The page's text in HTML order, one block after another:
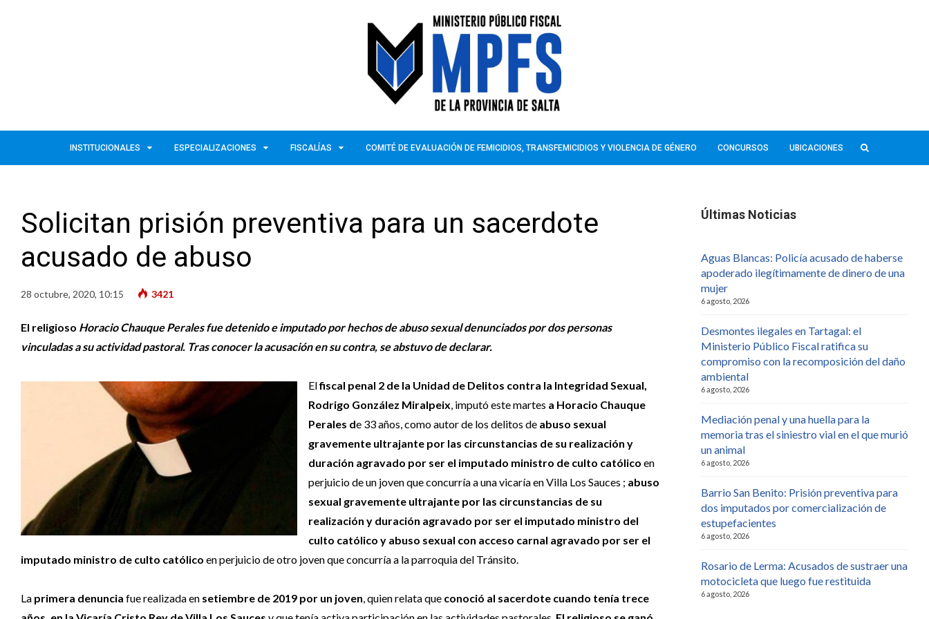
INSTITUCIONALES ESPECIALIZACIONES FISCALÍAS COMITÉ DE EVALUACIÓN DE FEMICIDIOS, TRANSFEMICIDIOS Y VIOLENCIA DE GÉNERO CONCURSOS UBICACIONES
Solicitan prisión preventiva para un sacerdote
acusado de abuso
28 octubre, 2020, 10:15 3421
El religioso Horacio Chauque Perales fue detenido e imputado por hechos de abuso sexual denunciados por dos personas
vinculadas a su actividad pastoral. Tras conocer la acusación en su contra, se abstuvo de declarar.
Elfiscal penal 2 de la Unidad de Delitos contra la Integridad Sexual,
Rodrigo González Miralpeix , imputó este martes a Horacio Chauque
Perales de 33 años, como autor de los delitos de abuso sexual
gravemente ultrajante por las circunstancias de su realización y
duración agravado por ser el imputado ministro de culto católico en
perjuicio de un joven que concurría a una vicaría en Villa Los Sauces ; abuso
sexual gravemente ultrajante por las circunstancias de su
realización y duración agravado por ser el imputado ministro del
culto católico y abuso sexual con acceso carnal agravado por ser el
imputado ministro de culto católico en perjuicio de otro joven que concurría a la parroquia del Tránsito.
La primera denuncia fue realizada en setiembre de 2019 por un joven , quien relata que conoció al sacerdote cuando tenía trece
Últimas Noticias
Aguas Blancas: Policía acusado de haberse
apoderado ilegítimamente de dinero de una
mujer
6 agosto, 2026
Desmontes ilegales en Tartagal: el
Ministerio Público Fiscal ratifica su
compromiso con la recomposición del daño
ambiental
6 agosto, 2026
Mediación penal y una huella para la
memoria tras el siniestro vial en el que murió
un animal
6 agosto, 2026
Barrio San Benito: Prisión preventiva para
dos imputados por comercialización de
estupefacientes
6 agosto, 2026
Rosario de Lerma: Acusados de sustraer una
motocicleta que luego fue restituida
6 agosto, 2026